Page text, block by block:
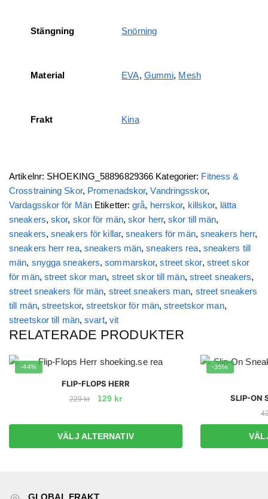
Stängning Snörning
Material EVA, Gummi, Mesh
Frakt Kina
Artikelnr: SHOEKING_58896829366 Kategorier: Fitness &
Crosstraining Skor, Promenadskor,Vandringsskor,
Vardagsskor för Män Etiketter:grå, herrskor, killskor, lätta
sneakers,skor, skor för män,skor herr,skor till män,
sneakers,sneakers för killar,sneakers för män, sneakers herr,
sneakers herr rea, sneakers män,sneakers rea, sneakers till
män, snygga sneakers,sommarskor,street skor, street skor
för män, street skor man, street skor till män, street sneakers,
street sneakers för män, street sneakers man, street sneakers
till män,streetskor,streetskor för män,streetskor man,
streetskor till män,svart, vit
RELATERADE PRODUKTER
-44%
FLIP-FLOPS HERR
229kr
Det
priset
var:
229 kr.
129 krDet
priset
är:
129 kr.
VÄLJ ALTERNATIV
här
produkten
-35%
SLIP-ON
GLOBAL FRAKT